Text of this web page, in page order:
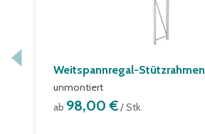
Weitspannregal-Stützrahmen
unmontiert
ab 98,00 €/ Stk.